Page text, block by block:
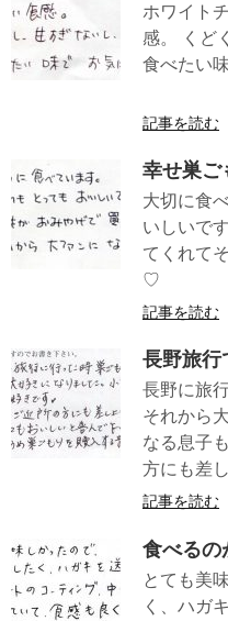
ホワイト
感。 くど
食べたい
記事を読む
幸せ巣ご
大切に食
いしいで
てくれて
♡
記事を読む
長野旅行
長野に旅
それから
なる息子
方にも差
記事を読む
食べるの
とても美
く、ハガ